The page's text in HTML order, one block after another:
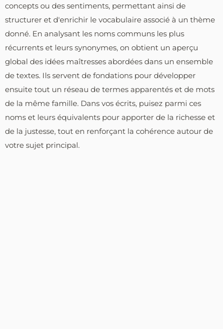
concepts ou des sentiments, permettant ainsi de
structurer et d'enrichir le vocabulaire associé à un thème
donné. En analysant les noms communs les plus
récurrents et leurs synonymes, on obtient un aperçu
global des idées maîtresses abordées dans un ensemble
de textes. Ils servent de fondations pour développer
ensuite tout un réseau de termes apparentés et de mots
de la même famille. Dans vos écrits, puisez parmi ces
noms et leurs équivalents pour apporter de la richesse et
de la justesse, tout en renforçant la cohérence autour de
votre sujet principal.